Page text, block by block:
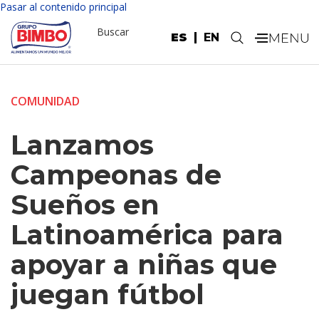
Pasar al contenido principal
ES EN
Buscar .
COMUNIDAD
Lanzamos
Campeonas de
Sueños en
Latinoamérica para
apoyar a niñas que
juegan fútbol